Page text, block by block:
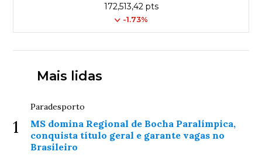
172,513,42 pts
-1.73%
Mais lidas
1
Paradesporto
MS domina Regional de Bocha Paralímpica,
conquista título geral e garante vagas no
Brasileiro